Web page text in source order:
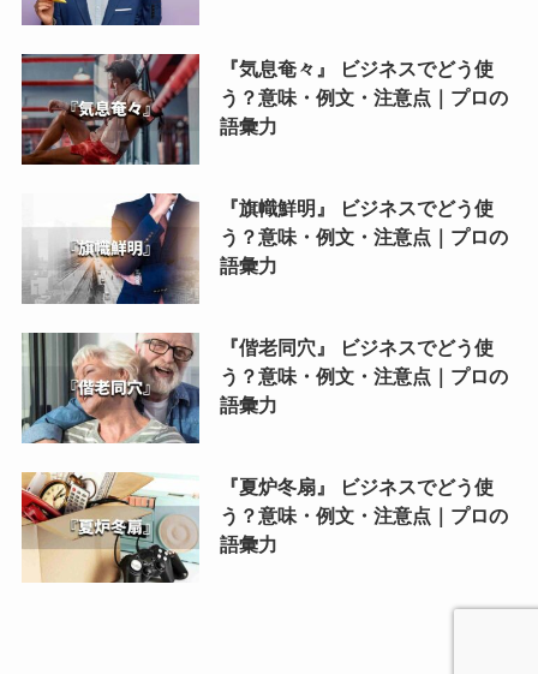
『気息奄々』 ビジネスでどう使
う？意味・例文・注意点｜プロの
語彙力
『旗幟鮮明』 ビジネスでどう使
う？意味・例文・注意点｜プロの
語彙力
『偕老同穴』 ビジネスでどう使
う？意味・例文・注意点｜プロの
語彙力
『夏炉冬扇』 ビジネスでどう使
う？意味・例文・注意点｜プロの
語彙力